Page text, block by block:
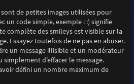
de petites images utilisées pour
un code simple, exemple : :) signifie
complète des smileys est visible sur la
Essayez toutefois de ne pas en abuser.
un message illisible et un modérateur
d’effacer le message.
défini un nombre maximum de